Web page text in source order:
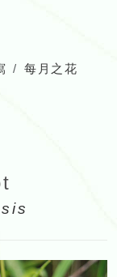
每月之花